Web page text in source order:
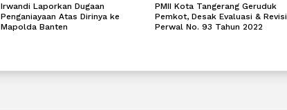
Irwandi Laporkan Dugaan
Penganiayaan Atas Dirinya ke
Mapolda Banten
PMII Kota Tangerang Geruduk
Pemkot, Desak Evaluasi & Revisi
Perwal No. 93 Tahun 2022